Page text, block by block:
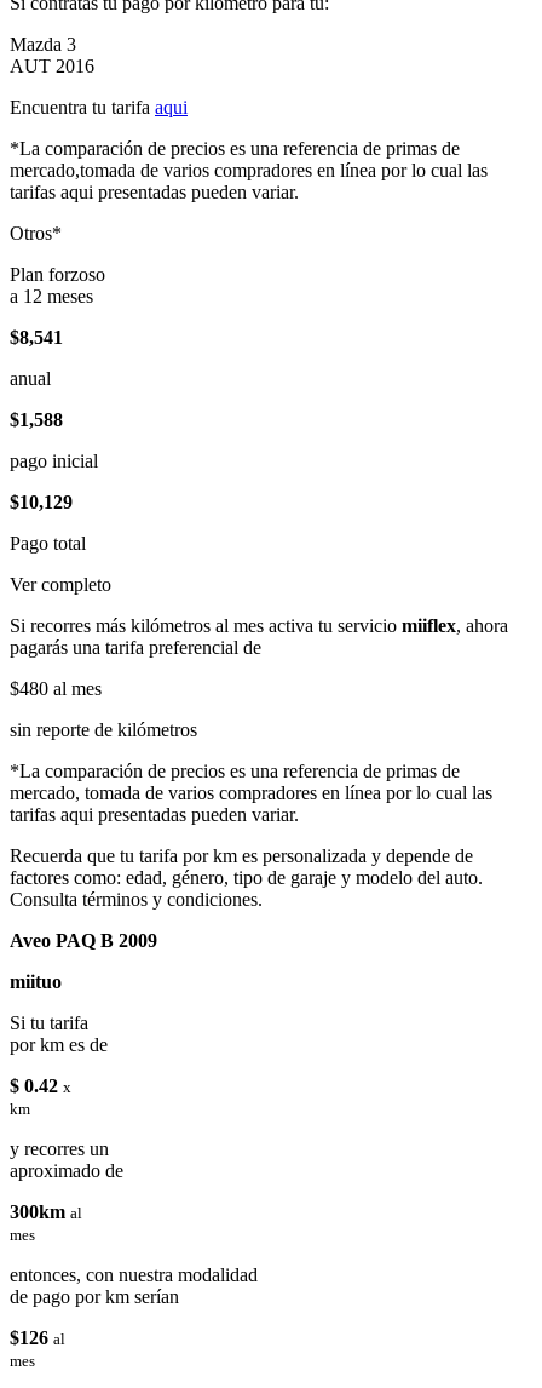
Mazda 3
AUT 2016
Encuentra tu tarifa aqui
*La comparación de precios es una referencia de primas de
mercado,tomada de varios compradores en línea por lo cual las
tarifas aqui presentadas pueden variar.
Otros*
Plan forzoso
a 12 meses
$8,541
anual
$1,588
pago inicial
$10,129
Pago total
Ver completo
Si recorres más kilómetros al mes activa tu servicio miiflex, ahora
pagarás una tarifa preferencial de
$480 al mes
sin reporte de kilómetros
*La comparación de precios es una referencia de primas de
mercado, tomada de varios compradores en línea por lo cual las
tarifas aqui presentadas pueden variar.
Recuerda que tu tarifa por km es personalizada y depende de
factores como: edad, género, tipo de garaje y modelo del auto.
Consulta términos y condiciones.
Aveo PAQ B 2009
miituo
Si tu tarifa
por km es de
$ 0.42 x
km
y recorres un
aproximado de
300km al
mes
entonces, con nuestra modalidad
de pago por km serían
$126 al
mes